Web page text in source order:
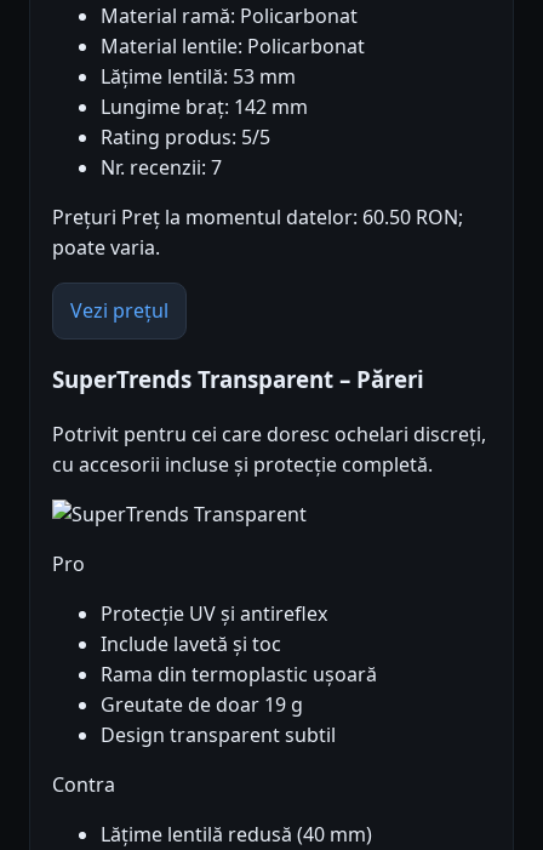
Material ramă: Policarbonat
Material lentile: Policarbonat
Lățime lentilă: 53 mm
Lungime braț: 142 mm
Rating produs: 5/5
Nr. recenzii: 7
Prețuri Preț la momentul datelor: 60.50 RON;
poate varia.
Vezi prețul
SuperTrends Transparent – Păreri
Potrivit pentru cei care doresc ochelari discreți,
cu accesorii incluse și protecție completă.
Pro
Protecție UV și antireflex
Include lavetă și toc
Rama din termoplastic ușoară
Greutate de doar 19 g
Design transparent subtil
Contra
Lățime lentilă redusă (40 mm)